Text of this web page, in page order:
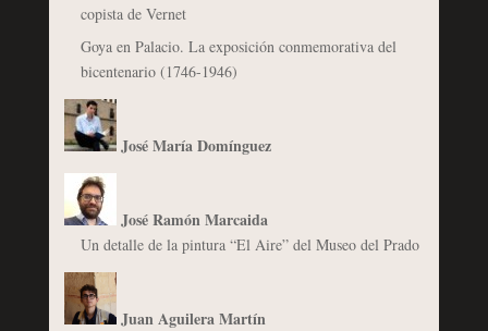
copista de Vernet
Goya en Palacio. La exposición conmemorativa del
bicentenario (1746-1946)
José María Domínguez
José Ramón Marcaida
Un detalle de la pintura “El Aire” del Museo del Prado
Juan Aguilera Martín